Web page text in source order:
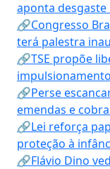
aponta
🔗Congresso
terá palestra
🔗TSE propõe
impulsionamento
🔗Perse
emendas e
🔗Lei reforça
proteção à
🔗Flávio Dino